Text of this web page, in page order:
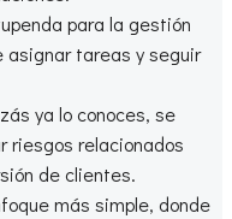
para la gestión
asignar tareas y seguir
ya lo conoces, se
riesgos relacionados
de clientes.
más simple, donde